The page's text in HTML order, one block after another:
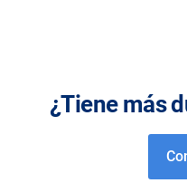
¿Tiene más